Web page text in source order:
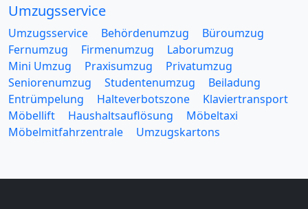
Umzugsservice
Umzugsservice Behördenumzug
Büroumzug
Fernumzug
Firmenumzug
Laborumzug
Mini Umzug
Praxisumzug
Privatumzug
Seniorenumzug
Studentenumzug
Beiladung
Entrümpelung
Halteverbotszone
Klaviertransport
Möbellift
Haushaltsauflösung
Möbeltaxi
Möbelmitfahrzentrale
Umzugskartons